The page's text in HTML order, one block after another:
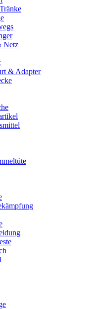
Netz
& Adapter